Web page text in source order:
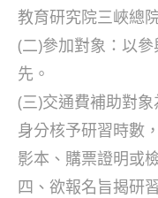
教育研究院三峽總
(二)參加對象：以
先。
(三)交通費補助對
身分核予研習時數
影本、購票證明或
四、欲報名旨揭研